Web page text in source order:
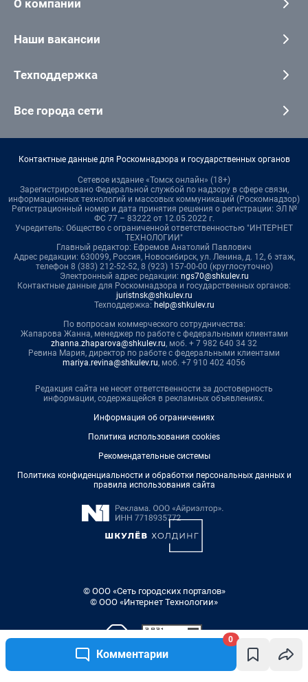
Комментарии
0
О компании
Наши вакансии
Техподдержка
Все города сети
Контактные данные для Роскомнадзора и государственных органов
Сетевое издание «Томск онлайн» (18+)
Зарегистрировано Федеральной службой по надзору в сфере связи,
информационных технологий и массовых коммуникаций (Роскомнадзор)
Регистрационный номер и дата принятия решения о регистрации: ЭЛ №
ФС 77 – 83222 от 12.05.2022 г.
Учредитель: Общество с ограниченной ответственностью "ИНТЕРНЕТ
ТЕХНОЛОГИИ"
Главный редактор: Ефремов Анатолий Павлович
Адрес редакции: 630099, Россия, Новосибирск, ул. Ленина, д. 12, 6 этаж,
телефон 8 (383) 212-52-52, 8 (923) 157-00-00 (круглосуточно)
Электронный адрес редакции: ngs70@shkulev.ru
Контактные данные для Роскомнадзора и государственных органов:
juristnsk@shkulev.ru
Техподдержка: help@shkulev.ru
По вопросам коммерческого сотрудничества:
Жапарова Жанна, менеджер по работе с федеральными клиентами
zhanna.zhaparova@shkulev.ru, моб. + 7 982 640 34 32
Ревина Мария, директор по работе с федеральными клиентами
mariya.revina@shkulev.ru, моб. +7 910 402 4056
Редакция сайта не несет ответственности за достоверность
информации, содержащейся в рекламных объявлениях.
Информация об ограничениях
Политика использования cookies
Рекомендательные системы
Политика конфиденциальности и обработки персональных данных и
правила использования сайта
© ООО «Сеть городских порталов»
© ООО «Интернет Технологии»